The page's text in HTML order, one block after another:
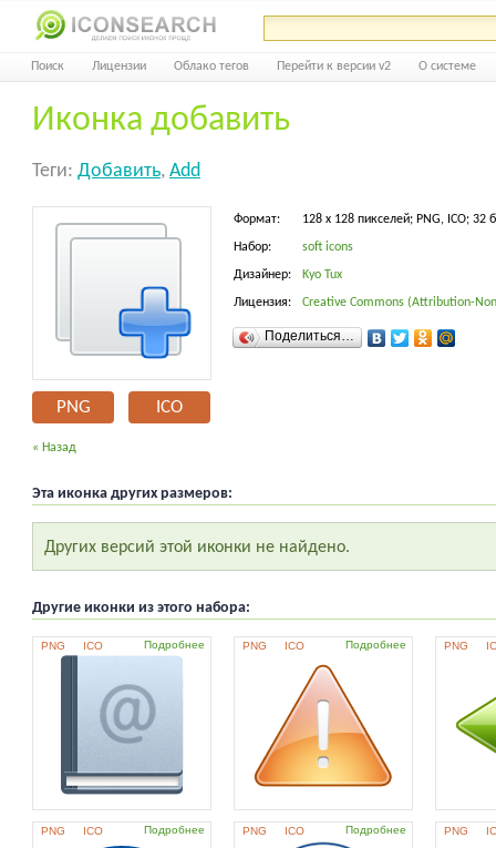
Поиск Лицензии Облако тегов Перейти к версии v2 О системе
Иконка добавить
Теги: Добавить, Add
PNG ICO
Формат: 128 x 128 пикселей; PNG, ICO; 32
Набор: soft icons
Дизайнер: Kyo Tux
Лицензия: Creative Commons (Attribution-
Поделиться…
« Назад
Эта иконка других размеров:
Других версий этой иконки не найдено.
Другие иконки из этого набора:
PNG ICO Подробнее PNG ICO Подробнее PNG
PNG ICO Подробнее PNG ICO Подробнее PNG